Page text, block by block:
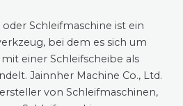
Schleifmaschine ist ein
bei dem es sich um
einer Schleifscheibe als
Jainnher Machine Co., Ltd.
von Schleifmaschinen,